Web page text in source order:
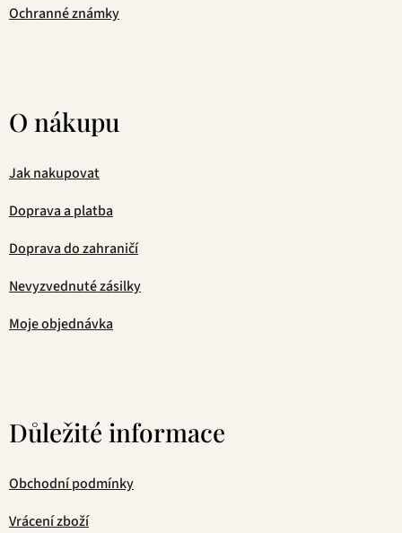
Ochranné známky
O nákupu
Jak nakupovat
Doprava a platba
Doprava do zahraničí
Nevyzvednuté zásilky
Moje objednávka
Důležité informace
Obchodní podmínky
Vrácení zboží